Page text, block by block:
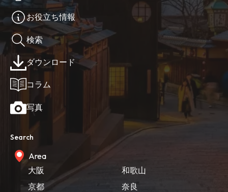
お役立ち情報
検索
ダウンロード
コラム
写真
Search
Area
大阪
京都
和歌山
奈良